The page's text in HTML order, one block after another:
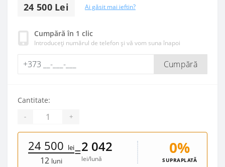
24 500 Lei Ai găsit mai ieftin?
Cumpără în 1 clic
Introduceți numărul de telefon și vă vom suna înapoi
Cumpără
Cantitate:
- +
24 500 lei
12 luni
=2 042
lei/lună
0%
SUPRAPLATĂ